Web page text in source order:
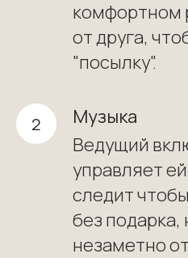
комфортном
от друга,
"посылку".
Музыка
Ведущий
управляет
следит
без подарка,
незаметно